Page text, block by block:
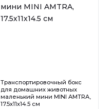
Транспортировочный бокс
для домашних животных
маленький мини MINI AMTRA,
17.5х11х14.5 см